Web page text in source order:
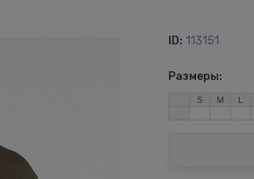
ID: 113151
Размеры:
S M L